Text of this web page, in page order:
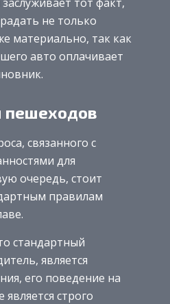
не только
материально, так как
авто оплачивает
пешеходов
связанного с
для
очередь, стоит
правилам
стандартный
является
его поведение на
строго